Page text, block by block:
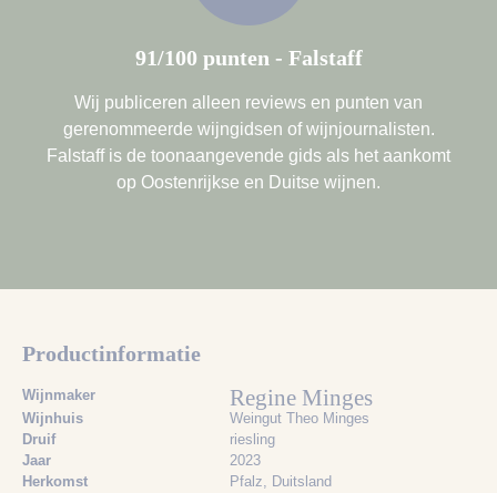
91/100 punten - Falstaff
Wij publiceren alleen reviews en punten van
gerenommeerde wijngidsen of wijnjournalisten.
Falstaff is de toonaangevende gids als het aankomt
op Oostenrijkse en Duitse wijnen.
Productinformatie
Wijnmaker Regine Minges
Wijnhuis
Weingut Theo Minges
Druif
riesling
Jaar
2023
Herkomst
Pfalz, Duitsland